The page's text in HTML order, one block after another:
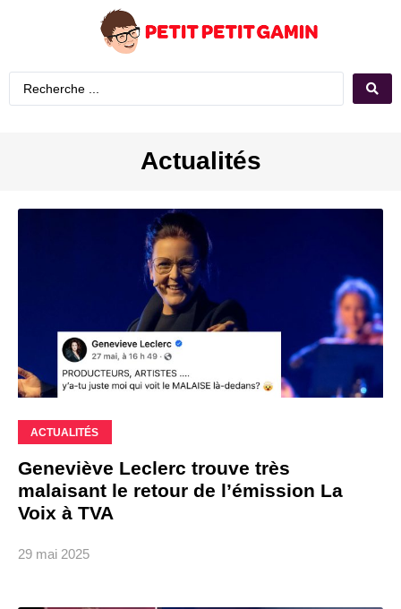
Actualités
ACTUALITÉS
Geneviève Leclerc trouve très
malaisant le retour de l’émission La
Voix à TVA
29 mai 2025